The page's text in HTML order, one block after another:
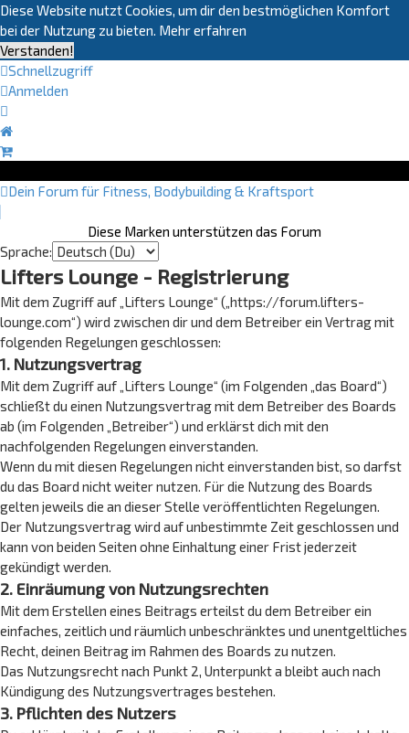
Diese Website nutzt Cookies, um dir den bestmöglichen Komfort
bei der Nutzung zu bieten. Mehr erfahren
Verstanden!
Schnellzugriff
Anmelden
Dein Forum für Fitness, Bodybuilding & Kraftsport
Diese Marken unterstützen das Forum
Sprache:
Lifters Lounge - Registrierung
Mit dem Zugriff auf „Lifters Lounge“ („https://forum.lifters-
lounge.com“) wird zwischen dir und dem Betreiber ein Vertrag mit
folgenden Regelungen geschlossen:
1. Nutzungsvertrag
Mit dem Zugriff auf „Lifters Lounge“ (im Folgenden „das Board“)
schließt du einen Nutzungsvertrag mit dem Betreiber des Boards
ab (im Folgenden „Betreiber“) und erklärst dich mit den
nachfolgenden Regelungen einverstanden.
Wenn du mit diesen Regelungen nicht einverstanden bist, so darfst
du das Board nicht weiter nutzen. Für die Nutzung des Boards
gelten jeweils die an dieser Stelle veröffentlichten Regelungen.
Der Nutzungsvertrag wird auf unbestimmte Zeit geschlossen und
kann von beiden Seiten ohne Einhaltung einer Frist jederzeit
gekündigt werden.
2. Einräumung von Nutzungsrechten
Mit dem Erstellen eines Beitrags erteilst du dem Betreiber ein
einfaches, zeitlich und räumlich unbeschränktes und unentgeltliches
Recht, deinen Beitrag im Rahmen des Boards zu nutzen.
Das Nutzungsrecht nach Punkt 2, Unterpunkt a bleibt auch nach
Kündigung des Nutzungsvertrages bestehen.
3. Pflichten des Nutzers